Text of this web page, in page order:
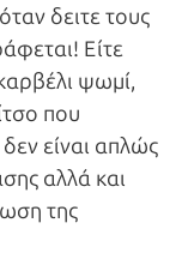
δειτε τους
Είτε
ψωμί,
που
είναι απλώς
αλλά και
της